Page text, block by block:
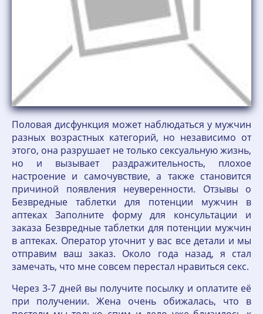
Половая дисфункция может наблюдаться у мужчин
разных возрастных категорий, но независимо от
этого, она разрушает не только сексуальную жизнь,
но и вызывает раздражительность, плохое
настроение и самочувствие, а также становится
причиной появления неуверенности. Отзывы о
Безвредные таблетки для потенции мужчин в
аптеках Заполните форму для консультации и
заказа Безвредные таблетки для потенции мужчин
в аптеках. Оператор уточнит у вас все детали и мы
отправим ваш заказ. Около года назад, я стал
замечать, что мне совсем перестал нравиться секс.
Через 3-7 дней вы получите посылку и оплатите её
при получении. Жена очень обижалась, что в